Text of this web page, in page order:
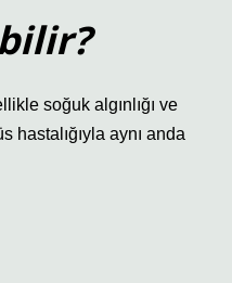
soğuk algınlığı ve
hastalığıyla aynı anda